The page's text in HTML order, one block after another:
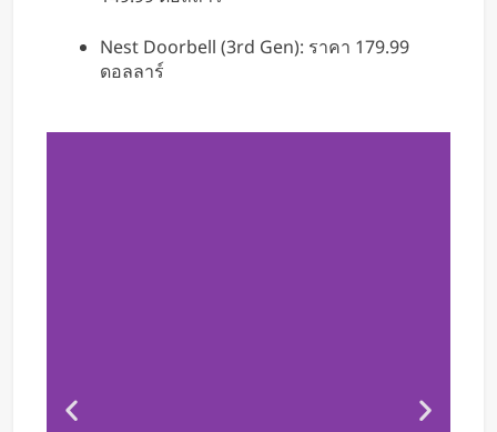
Nest Doorbell (3rd Gen): ราคา 179.99
ดอลลาร์